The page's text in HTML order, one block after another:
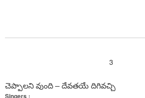
3
చెప్పాలని వుంది – దేవతయే దిగివచ్చి
Singers :